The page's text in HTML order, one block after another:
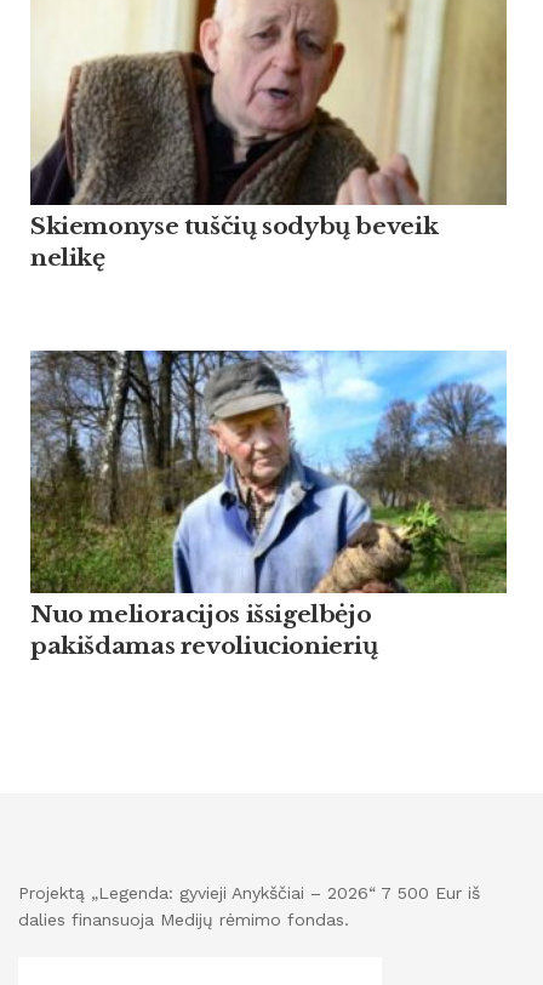
Skiemonyse tuščių sodybų beveik
nelikę
Nuo melioracijos išsigelbėjo
pakišdamas revoliucionierių
Projektą „Legenda: gyvieji Anykščiai – 2026“ 7 500 Eur iš
dalies finansuoja Medijų rėmimo fondas.